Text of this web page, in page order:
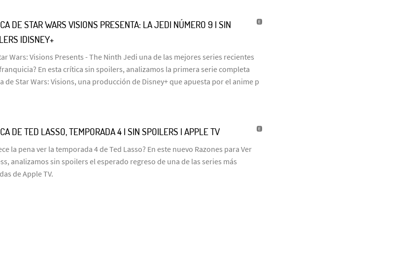
DE STAR WARS VISIONS PRESENTA: LA JEDI NÚMERO 9 | SIN
|DISNEY+
Wars: Visions Presents - The Ninth Jedi una de las mejores series recientes
En esta crítica sin spoilers, analizamos la primera serie completa
de Star Wars: Visions, una producción de Disney+ que apuesta por el anime p
DE TED LASSO, TEMPORADA 4 | SIN SPOILERS | APPLE TV
la pena ver la temporada 4 de Ted Lasso? En este nuevo Razones para Ver
analizamos sin spoilers el esperado regreso de una de las series más
de Apple TV.